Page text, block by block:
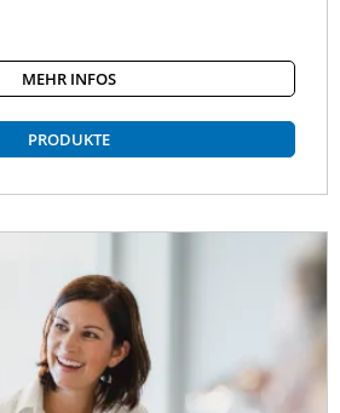
MEHR INFOS
PRODUKTE